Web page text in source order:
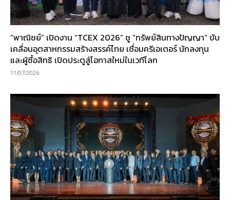
“พาณิชย์” เปิดงาน “TCEX 2026” ชู “ทรัพย์สินทางปัญญา” ขับ
เคลื่อนอุตสาหกรรมสร้างสรรค์ไทย เชื่อมครีเอเตอร์ นักลงทุน
และผู้ซื้อสิทธิ เปิดประตูสู่โอกาสใหม่ในเวทีโลก
11/07/2026